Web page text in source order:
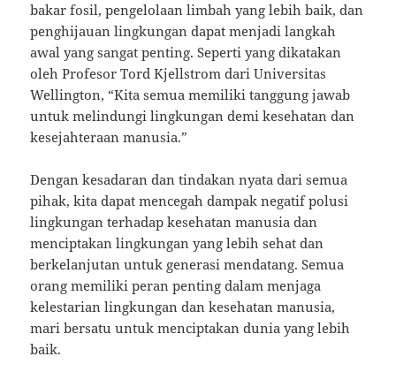
bakar fosil, pengelolaan limbah yang lebih baik, dan
penghijauan lingkungan dapat menjadi langkah
awal yang sangat penting. Seperti yang dikatakan
oleh Profesor Tord Kjellstrom dari Universitas
Wellington, “Kita semua memiliki tanggung jawab
untuk melindungi lingkungan demi kesehatan dan
kesejahteraan manusia.”
Dengan kesadaran dan tindakan nyata dari semua
pihak, kita dapat mencegah dampak negatif polusi
lingkungan terhadap kesehatan manusia dan
menciptakan lingkungan yang lebih sehat dan
berkelanjutan untuk generasi mendatang. Semua
orang memiliki peran penting dalam menjaga
kelestarian lingkungan dan kesehatan manusia,
mari bersatu untuk menciptakan dunia yang lebih
baik.